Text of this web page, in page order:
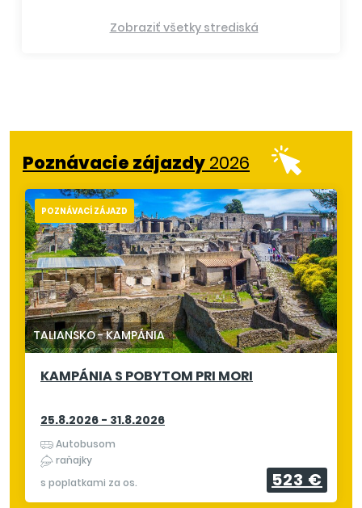
Zobraziť všetky strediská
Poznávacie zájazdy 2026
POZNÁVACÍ ZÁJAZD
TALIANSKO-KAMPÁNIA
KAMPÁNIA S POBYTOM PRI MORI
25.8.2026 - 31.8.2026
Autobusom
raňajky
s poplatkami za os.
523 €